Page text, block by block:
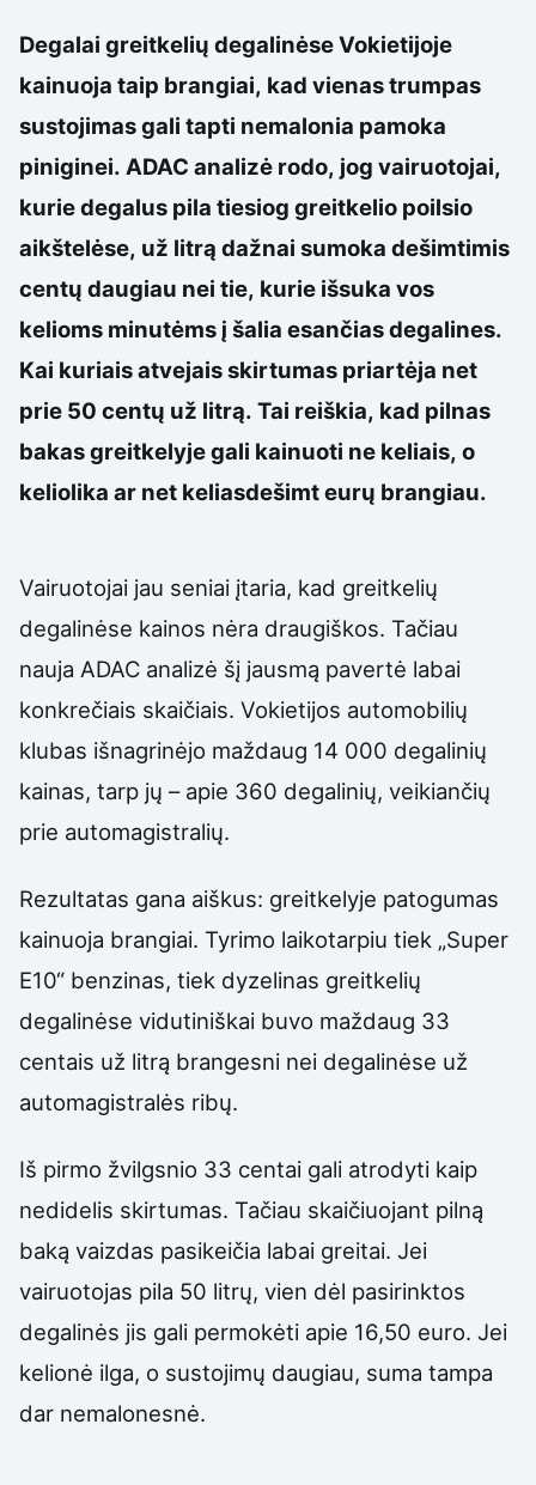
Degalai greitkelių degalinėse Vokietijoje
kainuoja taip brangiai, kad vienas trumpas
sustojimas gali tapti nemalonia pamoka
piniginei. ADAC analizė rodo, jog vairuotojai,
kurie degalus pila tiesiog greitkelio poilsio
aikštelėse, už litrą dažnai sumoka dešimtimis
centų daugiau nei tie, kurie išsuka vos
kelioms minutėms į šalia esančias degalines.
Kai kuriais atvejais skirtumas priartėja net
prie 50 centų už litrą. Tai reiškia, kad pilnas
bakas greitkelyje gali kainuoti ne keliais, o
keliolika ar net keliasdešimt eurų brangiau.
Vairuotojai jau seniai įtaria, kad greitkelių
degalinėse kainos nėra draugiškos. Tačiau
nauja ADAC analizė šį jausmą pavertė labai
konkrečiais skaičiais. Vokietijos automobilių
klubas išnagrinėjo maždaug 14 000 degalinių
kainas, tarp jų – apie 360 degalinių, veikiančių
prie automagistralių.
Rezultatas gana aiškus: greitkelyje patogumas
kainuoja brangiai. Tyrimo laikotarpiu tiek „Super
E10“ benzinas, tiek dyzelinas greitkelių
degalinėse vidutiniškai buvo maždaug 33
centais už litrą brangesni nei degalinėse už
automagistralės ribų.
Iš pirmo žvilgsnio 33 centai gali atrodyti kaip
nedidelis skirtumas. Tačiau skaičiuojant pilną
baką vaizdas pasikeičia labai greitai. Jei
vairuotojas pila 50 litrų, vien dėl pasirinktos
degalinės jis gali permokėti apie 16,50 euro. Jei
kelionė ilga, o sustojimų daugiau, suma tampa
dar nemalonesnė.